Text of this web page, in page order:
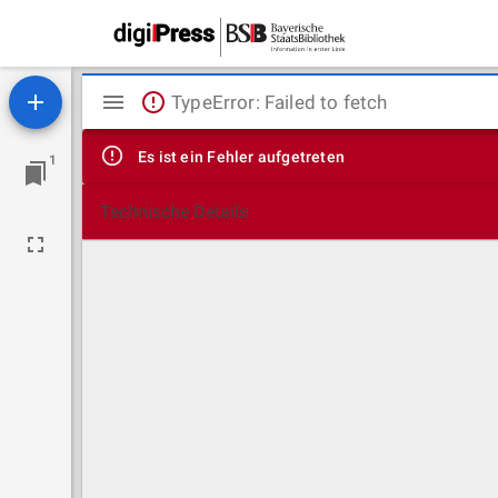
1
Mirador
Viewer
TypeError: Failed to fetch
Es ist ein Fehler aufgetreten
Technische Details